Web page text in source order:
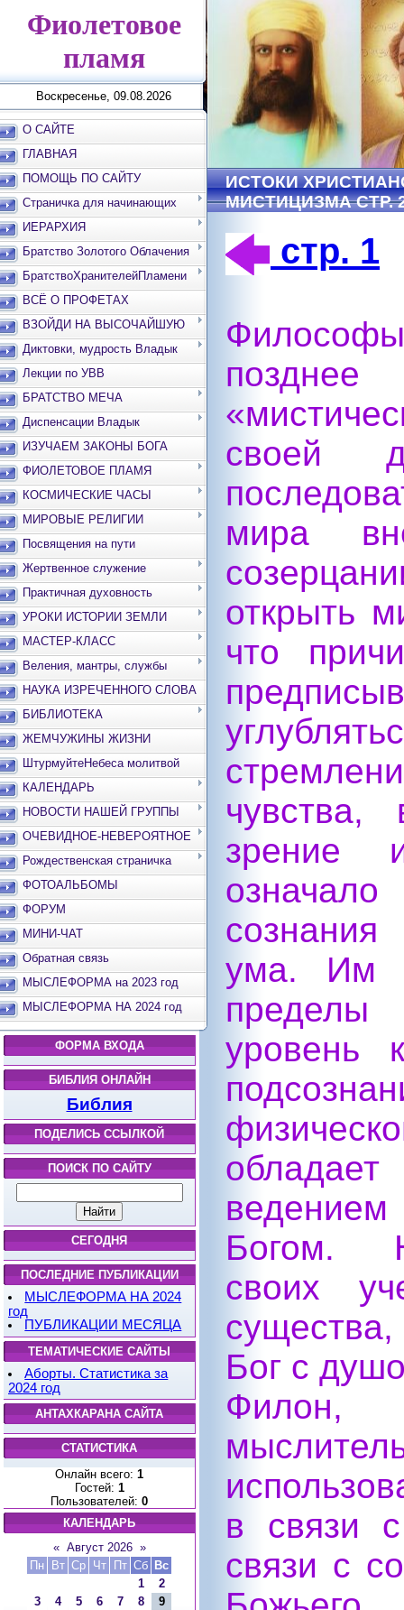
Фиолетовое
пламя
Воскресенье, 09.08.2026
О САЙТЕ
ГЛАВНАЯ
ПОМОЩЬ ПО САЙТУ
Страничка для начинающих
ИЕРАРХИЯ
Братство Золотого Облачения
БратствоХранителейПламени
ВСЁ О ПРОФЕТАХ
ВЗОЙДИ НА ВЫСОЧАЙШУЮ
ВЕРШИНУ
Диктовки, мудрость Владык
Лекции по УВВ
БРАТСТВО МЕЧА
Диспенсации Владык
ИЗУЧАЕМ ЗАКОНЫ БОГА
ФИОЛЕТОВОЕ ПЛАМЯ
КОСМИЧЕСКИЕ ЧАСЫ
МИРОВЫЕ РЕЛИГИИ
Посвящения на пути
Жертвенное служение
Практичная духовность
УРОКИ ИСТОРИИ ЗЕМЛИ
МАСТЕР-КЛАСС
Веления, мантры, службы
НАУКА ИЗРЕЧЕННОГО СЛОВА
БИБЛИОТЕКА
ЖЕМЧУЖИНЫ ЖИЗНИ
ШтурмуйтеНебеса молитвой
КАЛЕНДАРЬ
НОВОСТИ НАШЕЙ ГРУППЫ
ОЧЕВИДНОЕ-НЕВЕРОЯТНОЕ
Рождественская страничка
ФОТОАЛЬБОМЫ
ФОРУМ
МИНИ-ЧАТ
Обратная связь
МЫСЛЕФОРМА на 2023 год
МЫСЛЕФОРМА НА 2024 год
ФОРМА ВХОДА
БИБЛИЯ ОНЛАЙН
Библия
ПОДЕЛИСЬ ССЫЛКОЙ
ПОИСК ПО САЙТУ
СЕГОДНЯ
ПОСЛЕДНИЕ ПУБЛИКАЦИИ
МЫСЛЕФОРМА НА 2024
год
ПУБЛИКАЦИИ МЕСЯЦА
ТЕМАТИЧЕСКИЕ САЙТЫ
Аборты. Статистика за
2024 год
АНТАХКАРАНА САЙТА
СТАТИСТИКА
Онлайн всего: 1
Гостей: 1
Пользователей: 0
КАЛЕНДАРЬ
« Август 2026 »
Пн
Вт Ср Чт Пт Сб Вс
1
2
3
4 5 6 7 8
9
ИСТОКИ
МИСТИЦИЗМА СТР.
стр. 1
своей
мира
открыть
что
зрение
ума. Им
уровень
Богом.
своих
существа,
Бог с
Филон,
в связи
связи с